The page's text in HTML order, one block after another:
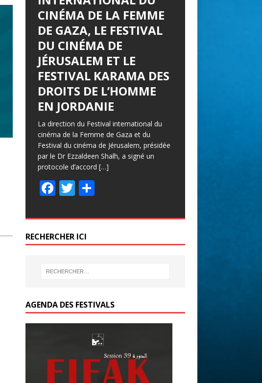
CINÉMA DE LA FEMME
DE GAZA, LE FESTIVAL
DU CINÉMA DE
JÉRUSALEM ET LE
FESTIVAL KARAMA DES
DROITS DE L’HOMME
EN JORDANIE
La direction du Festival international du
cinéma de la Femme de Gaza et du
Festival du cinéma de Jérusalem, présidée
par le Dr Ezzaldeen Shalh, a signé un
protocole d’accord […]
F
e
b
o
o
T
itt
er
P
ta
er
RECHERCHER ICI
AGENDA DES FESTIVALS